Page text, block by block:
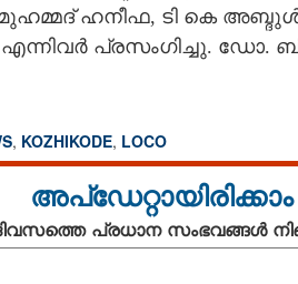
ഹനീഫ, ടി കെ
എന്നിവർ പ്രസംഗിച്ചു. ഡോ.
, KOZHIKODE, LOCO
പ്രധാന സംഭവങ്ങൾ